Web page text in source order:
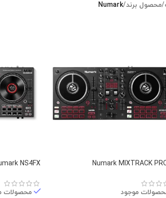
/محصول برند/
Numark
Numark MIXTRACK
موجود
NS4FX
محصولات